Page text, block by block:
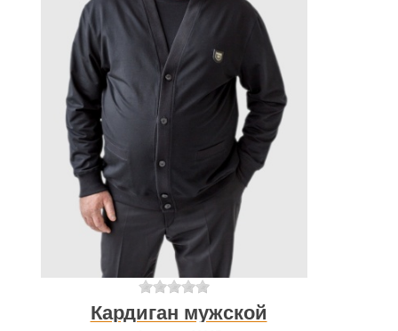
Кардиган мужской